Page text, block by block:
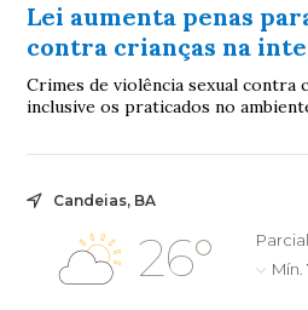
Lei aumenta penas
contra crianças na
Crimes de violência sexual contra
inclusive os praticados no
Candeias, BA
26°
Mín.